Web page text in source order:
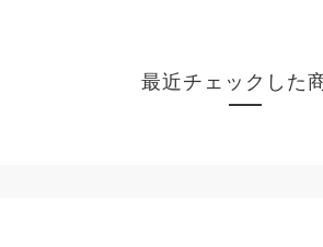
最近チェックした